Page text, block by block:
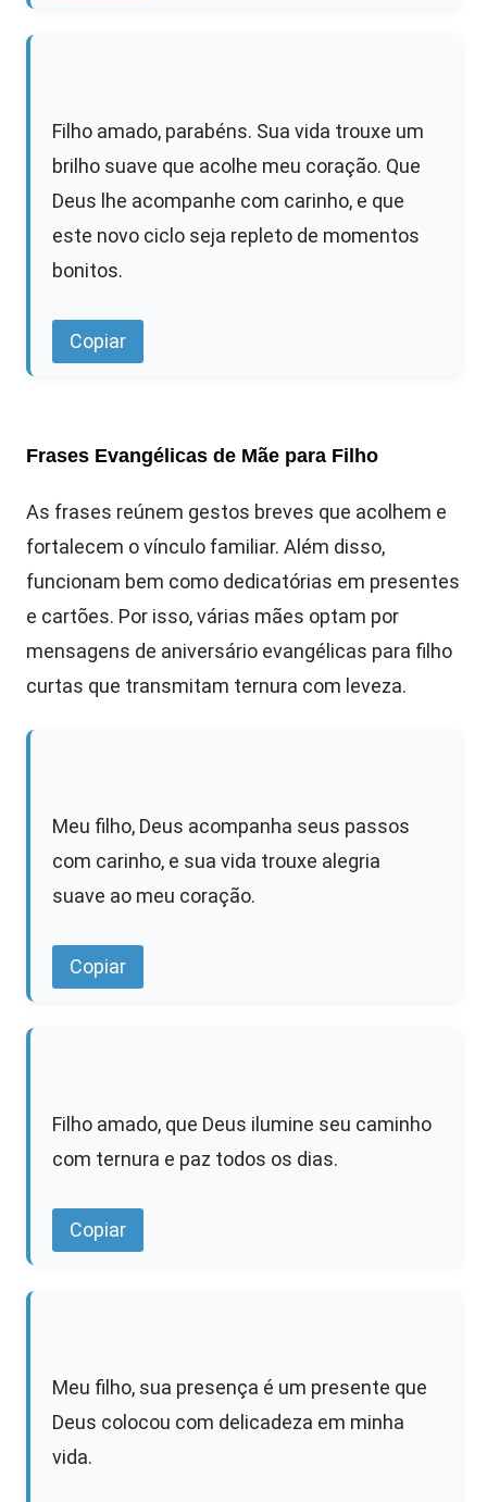
Filho amado, parabéns. Sua vida trouxe um
brilho suave que acolhe meu coração. Que
Deus lhe acompanhe com carinho, e que
este novo ciclo seja repleto de momentos
bonitos.
Copiar
Frases Evangélicas de Mãe para Filho
As frases reúnem gestos breves que acolhem e
fortalecem o vínculo familiar. Além disso,
funcionam bem como dedicatórias em presentes
e cartões. Por isso, várias mães optam por
mensagens de aniversário evangélicas para filho
curtas que transmitam ternura com leveza.
Meu filho, Deus acompanha seus passos
com carinho, e sua vida trouxe alegria
suave ao meu coração.
Copiar
Filho amado, que Deus ilumine seu caminho
com ternura e paz todos os dias.
Copiar
Meu filho, sua presença é um presente que
Deus colocou com delicadeza em minha
vida.